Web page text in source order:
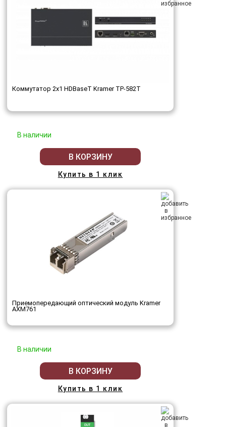
Коммутатор 2x1 HDBaseT Kramer TP-582T
В наличии
В КОРЗИНУ
Купить в 1 клик
Приемопередающий оптический модуль Kramer
AXM761
В наличии
В КОРЗИНУ
Купить в 1 клик